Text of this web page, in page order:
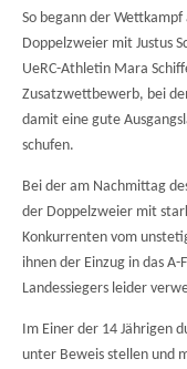
So begann der
Doppelzweier mit Justus
UeRC-Athletin Mara
Zusatzwettbewerb, bei
damit eine gute
schufen.
Bei der am Nachmittag
der Doppelzweier mit
Konkurrenten vom
ihnen der Einzug in das
Landessiegers leider
Im Einer der 14 Jährigen
unter Beweis stellen und